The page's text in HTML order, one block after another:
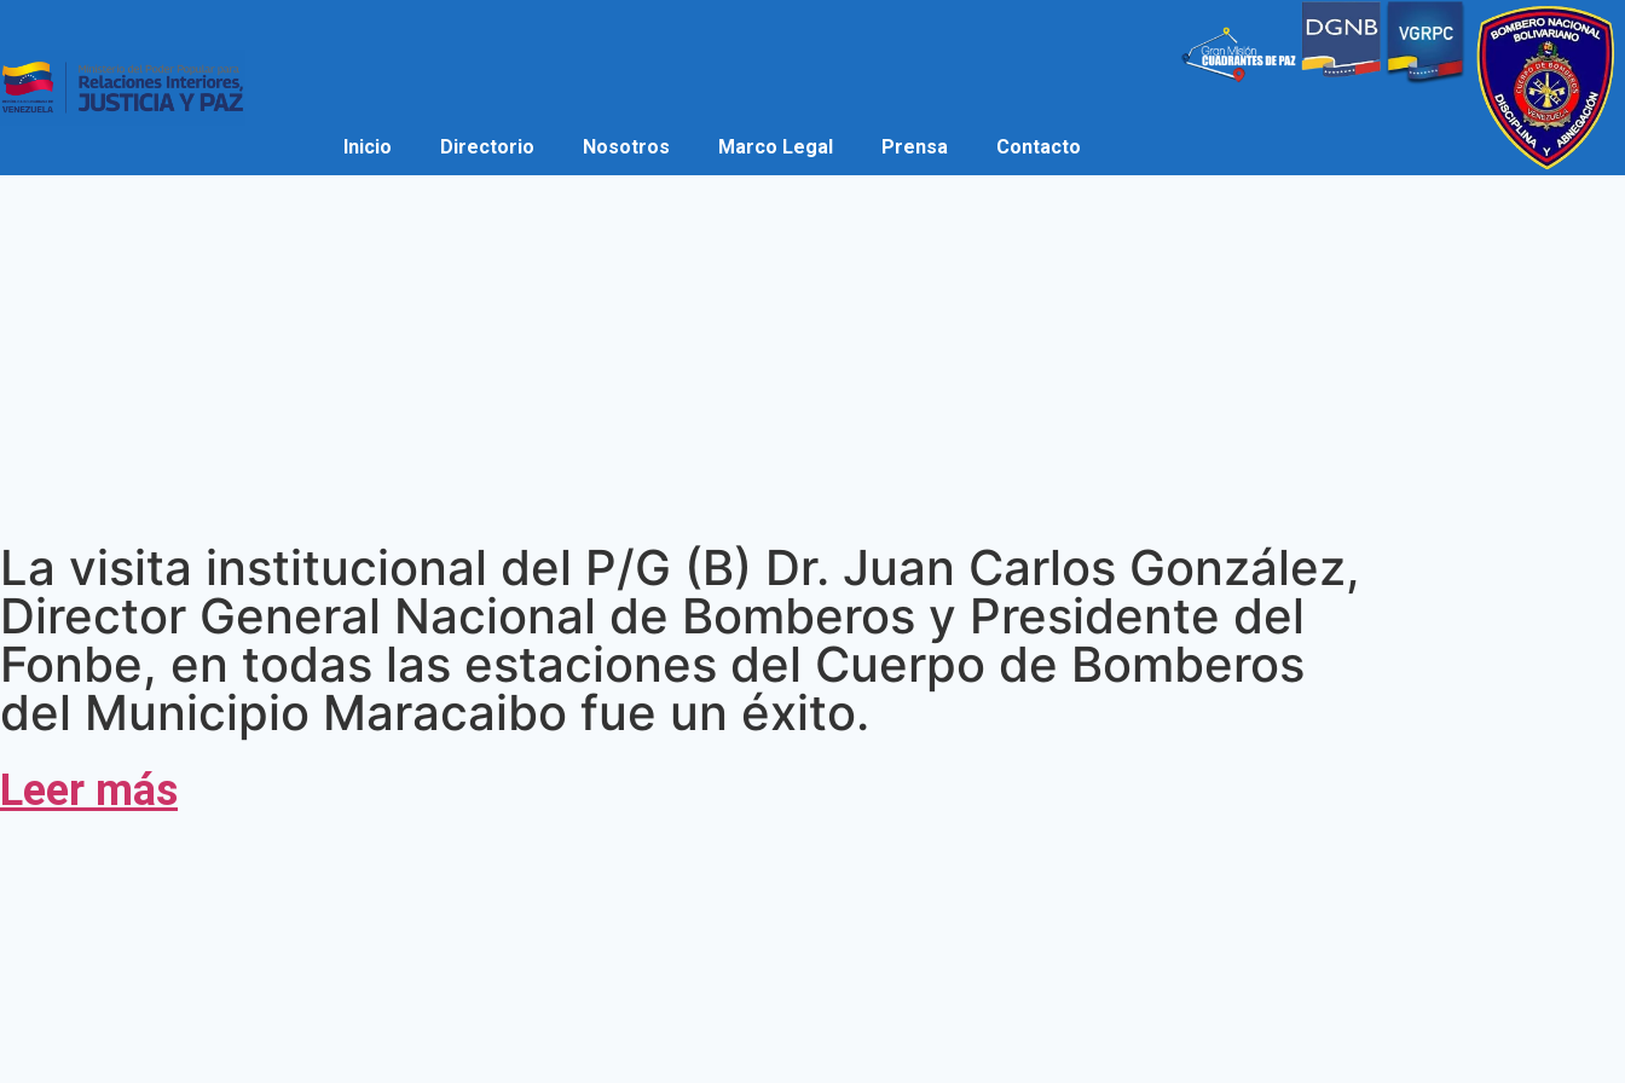
Inicio Directorio Nosotros Marco Legal Prensa Contacto
La visita institucional del P/G (B) Dr. Juan Carlos González,
Director General Nacional de Bomberos y Presidente del
Fonbe, en todas las estaciones del Cuerpo de Bomberos
del Municipio Maracaibo fue un éxito.
Leer más